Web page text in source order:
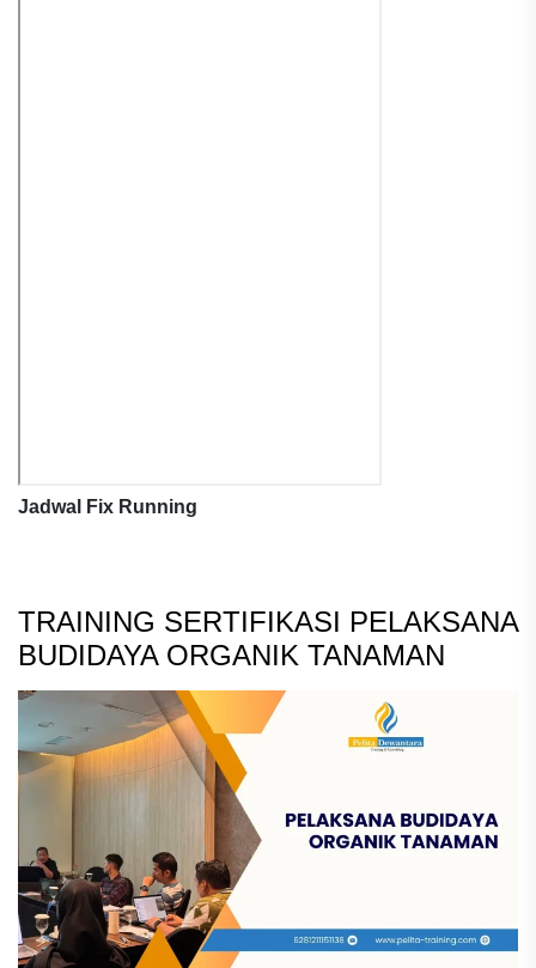
Jadwal Fix Running
TRAINING SERTIFIKASI PELAKSANA
BUDIDAYA ORGANIK TANAMAN